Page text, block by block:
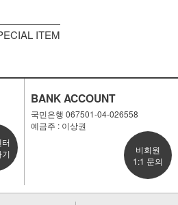
ITEM
BANK ACCOUNT
국민은행 067501-04-026558
예금주 : 이상권
비회원
1:1 문의